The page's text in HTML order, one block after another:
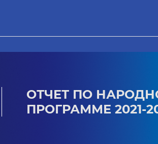
ОТЧЕТ ПО
ПРОГРАММЕ 2021-